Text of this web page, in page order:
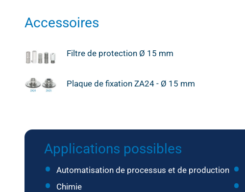
Accessoires
Filtre de protection Ø 15 mm
Plaque de fixation ZA24 - Ø 15 mm
Applications possibles
Automatisation de processus et de production
Chimie